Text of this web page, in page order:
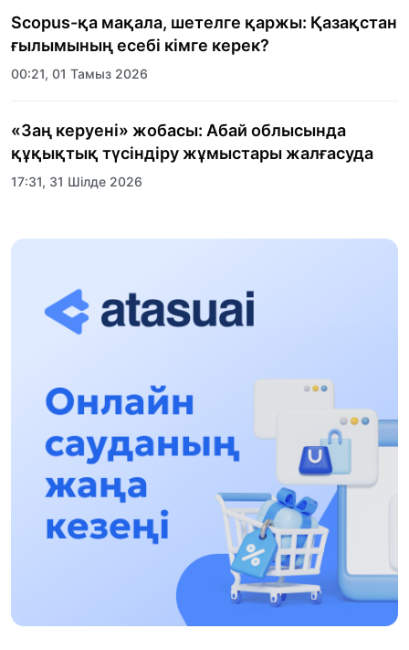
Scopus-қа мақала, шетелге қаржы: Қазақстан
ғылымының есебі кімге керек?
00:21, 01 Тамыз 2026
«Заң керуені» жобасы: Абай облысында
құқықтық түсіндіру жұмыстары жалғасуда
17:31, 31 Шілде 2026
Халықаралық «Формула-1 H2O» жарысын
13:13, 30 Шілде 2026
12:01, 28 Шілде 2026
Абзал Достияр: Думан Мұхаметкәрімді
Алматы түрмесіне ауыстыруы мүмкін
16:15, 27 Шілде 2026
Өскенбай Құлатайұлы: Руханиятқа қызмет
17:46, 26 Шілде 2026